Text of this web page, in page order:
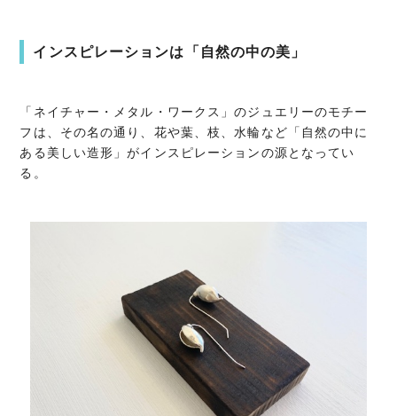
インスピレーションは「自然の中の美」
「ネイチャー・メタル・ワークス」のジュエリーのモチー
フは、その名の通り、花や葉、枝、水輪など「自然の中に
ある美しい造形」がインスピレーションの源となってい
る。